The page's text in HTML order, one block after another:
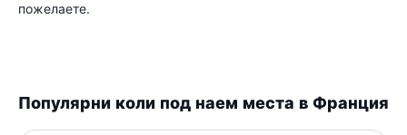
пожелаете.
Популярни коли под наем места в Франция